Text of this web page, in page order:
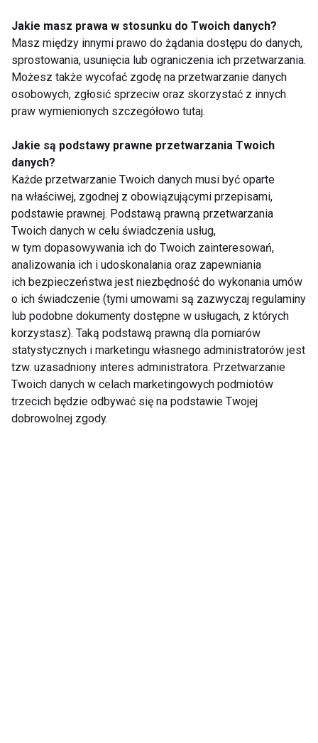
Zdrowie
Niezbędne dla serca i
mięśni. Dlaczego
warto suplementować
kwasy omega-3?
Ten problem może
dotyczyć nawet co
piątej kobiety na
świecie. Lekarka:
Pacjentki często boją
się mówić o bólu
podczas stosunku
Mounjaro vs Ozempic
– różnice, skuteczność
i co wybrać?
Otyłość to choroba, a
nie brak silnej woli. Co
mówią eksperci?
Jakie masz prawa w stosunku do Twoich danych?
Masz między innymi prawo do żądania dostępu do danych,
sprostowania, usunięcia lub ograniczenia ich przetwarzania.
Możesz także wycofać zgodę na przetwarzanie danych
osobowych, zgłosić sprzeciw oraz skorzystać z innych
praw wymienionych szczegółowo tutaj.
Jakie są podstawy prawne przetwarzania Twoich
danych?
Każde przetwarzanie Twoich danych musi być oparte
na właściwej, zgodnej z obowiązującymi przepisami,
podstawie prawnej. Podstawą prawną przetwarzania
Twoich danych w celu świadczenia usług,
w tym dopasowywania ich do Twoich zainteresowań,
analizowania ich i udoskonalania oraz zapewniania
ich bezpieczeństwa jest niezbędność do wykonania umów
o ich świadczenie (tymi umowami są zazwyczaj regulaminy
lub podobne dokumenty dostępne w usługach, z których
korzystasz). Taką podstawą prawną dla pomiarów
statystycznych i marketingu własnego administratorów jest
tzw. uzasadniony interes administratora. Przetwarzanie
Twoich danych w celach marketingowych podmiotów
trzecich będzie odbywać się na podstawie Twojej
dobrowolnej zgody.